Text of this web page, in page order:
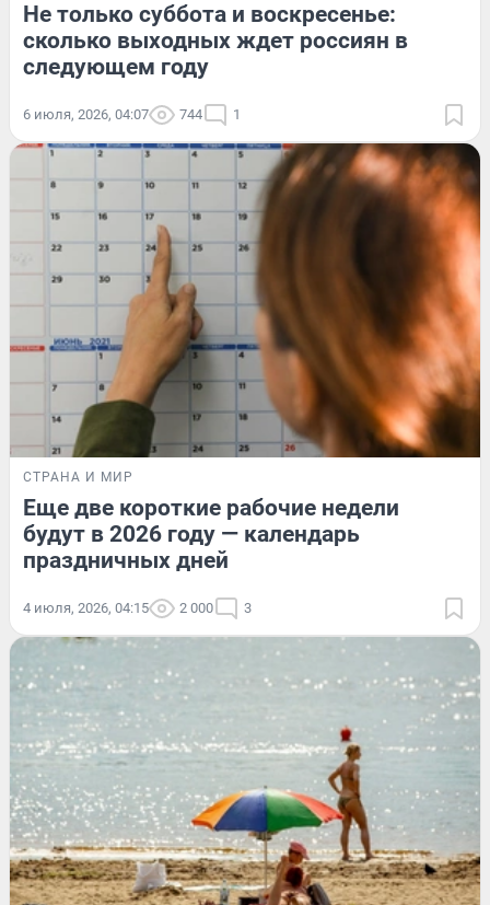
Не только суббота и воскресенье:
сколько выходных ждет россиян в
следующем году
6 июля, 2026, 04:07 744 1
СТРАНА И МИР
Еще две короткие рабочие недели
будут в 2026 году — календарь
праздничных дней
4 июля, 2026, 04:15 2 000 3